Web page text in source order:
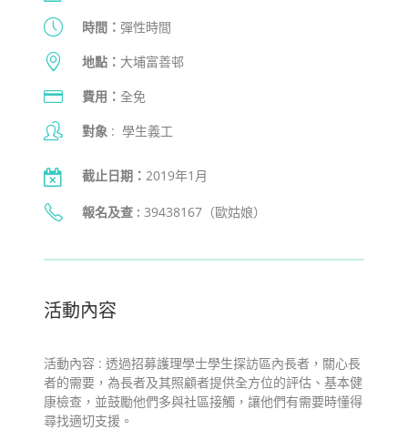
時間： 彈性時間
地點： 大埔富善邨
費用： 全免
對象 : 學生義工
截止日期： 2019年1月
報名及查 : 39438167（歐姑娘）
活動內容
活動內容 : 透過招募護理學士學生探訪區內長者，關心長
者的需要，為長者及其照顧者提供全方位的評估、基本健
康檢查，並鼓勵他們多與社區接觸，讓他們有需要時懂得
尋找適切支援。